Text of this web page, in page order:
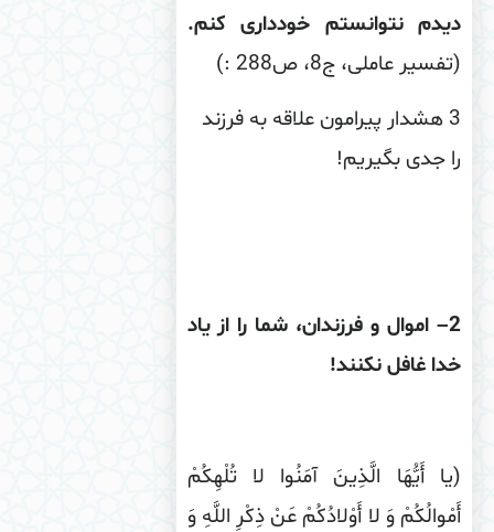
نتوانستم خوددارى كنم
عاملی، ج‏8، ص
: 288
)
3 هشدار پیرامون علاقه به فرزند
جدی بگیریم!
– اموال و فرزندان، شما را از یاد
غافل نكنند!
أَیُّهَا الَّذِینَ آمَنُوا لا تُلْهِكُمْ
وَ لا أَوْلادُكُمْ عَنْ ذِكْرِ اللَّهِ وَ